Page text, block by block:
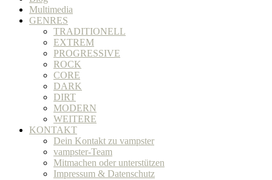
Multimedia
GENRES
TRADITIONELL
EXTREM
PROGRESSIVE
ROCK
CORE
DARK
DIRT
MODERN
WEITERE
KONTAKT
Dein Kontakt zu vampster
vampster-Team
Mitmachen oder unterstützen
Impressum & Datenschutz